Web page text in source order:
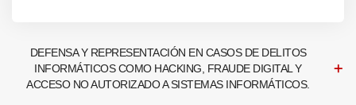
DEFENSA Y REPRESENTACIÓN EN CASOS DE DELITOS
INFORMÁTICOS COMO HACKING, FRAUDE DIGITAL Y
ACCESO NO AUTORIZADO A SISTEMAS INFORMÁTICOS.